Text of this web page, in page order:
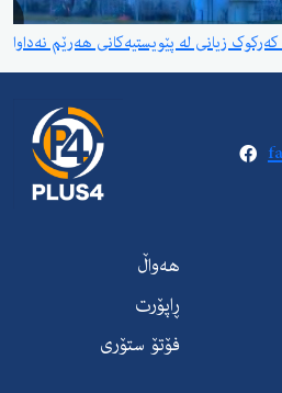
زیانی لە پێویستیەکانی هەرێم نەداوا
هەواڵ
ڕاپۆرت
فۆتۆ ستۆری